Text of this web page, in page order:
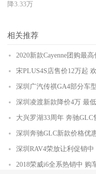
降3.33万
相关推荐
2020新款Cayenne团购最
宋PLUS4S店售价12万起
深圳广汽传祺GA4部分车
深圳凌渡新款降价4万 最
大兴罗湖33周年 奔驰GLC
深圳奔驰GLC新款价格优
深圳RAV4荣放让利促销
2018荣威i6全系热销中 购